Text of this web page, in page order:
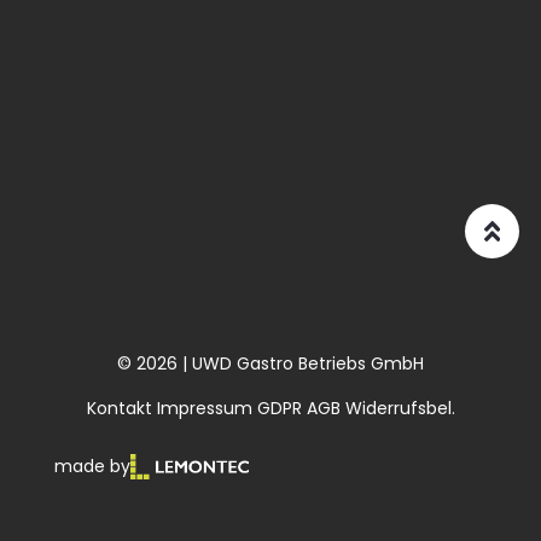
© 2026 | UWD Gastro Betriebs GmbH
Kontakt Impressum GDPR AGB Widerrufsbel.
made by